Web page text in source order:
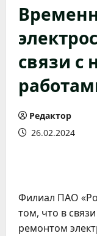
связи с
Редактор
26.02.2024
Филиал ПАО
том, что в
ремонтом